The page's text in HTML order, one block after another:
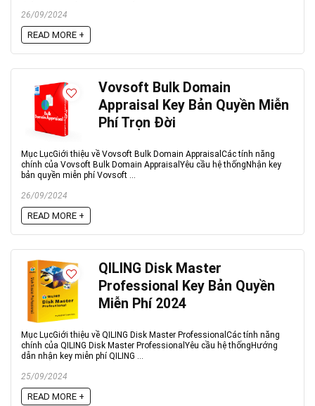
26/09/2024
READ MORE +
Vovsoft Bulk Domain
Appraisal Key Bản Quyền Miễn
Phí Trọn Đời
Mục LụcGiới thiệu về Vovsoft Bulk Domain AppraisalCác tính năng
chính của Vovsoft Bulk Domain AppraisalYêu cầu hệ thốngNhận key
bản quyền miễn phí Vovsoft ...
26/09/2024
READ MORE +
QILING Disk Master
Professional Key Bản Quyền
Miễn Phí 2024
Mục LụcGiới thiệu về QILING Disk Master ProfessionalCác tính năng
chính của QILING Disk Master ProfessionalYêu cầu hệ thốngHướng
dẫn nhận key miễn phí QILING ...
25/09/2024
READ MORE +